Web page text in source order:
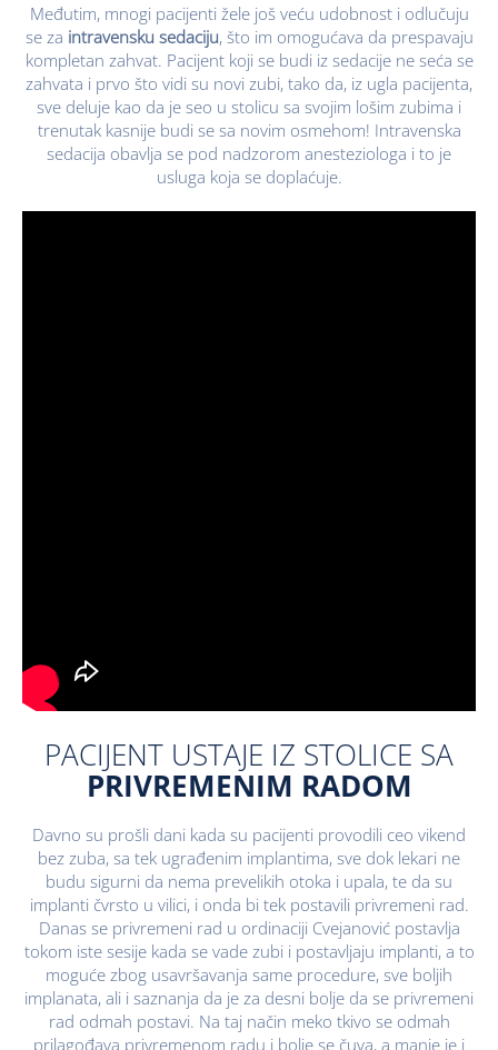
Međutim, mnogi pacijenti žele još veću udobnost i odlučuju
se za intravensku sedaciju, što im omogućava da prespavaju
kompletan zahvat. Pacijent koji se budi iz sedacije ne seća se
zahvata i prvo što vidi su novi zubi, tako da, iz ugla pacijenta,
sve deluje kao da je seo u stolicu sa svojim lošim zubima i
trenutak kasnije budi se sa novim osmehom! Intravenska
sedacija obavlja se pod nadzorom anesteziologa i to je
usluga koja se doplaćuje.
PACIJENT USTAJE IZ STOLICE SA
PRIVREMENIM RADOM
Davno su prošli dani kada su pacijenti provodili ceo vikend
bez zuba, sa tek ugrađenim implantima, sve dok lekari ne
budu sigurni da nema prevelikih otoka i upala, te da su
implanti čvrsto u vilici, i onda bi tek postavili privremeni rad.
Danas se privremeni rad u ordinaciji Cvejanović postavlja
tokom iste sesije kada se vade zubi i postavljaju implanti, a to
moguće zbog usavršavanja same procedure, sve boljih
implanata, ali i saznanja da je za desni bolje da se privremeni
rad odmah postavi. Na taj način meko tkivo se odmah
prilagođava privremenom radu i bolje se čuva, a manje je i